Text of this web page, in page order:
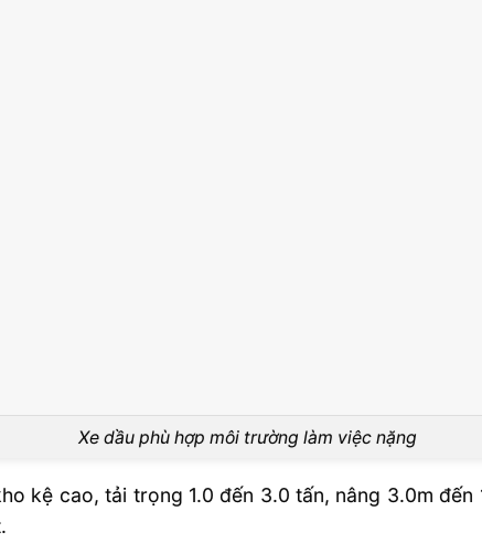
Xe dầu phù hợp môi trường làm việc nặng
kệ cao, tải trọng 1.0 đến 3.0 tấn, nâng 3.0m